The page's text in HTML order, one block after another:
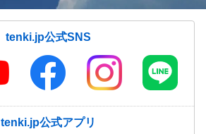
tenki.jp公式SNS
tenki.jp公式アプリ